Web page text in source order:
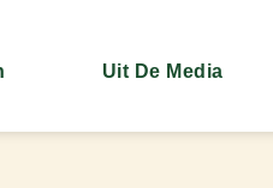
Uit De Media